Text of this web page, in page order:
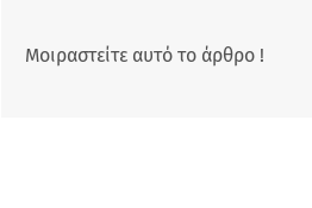
Μοιραστείτε αυτό το άρθρο !